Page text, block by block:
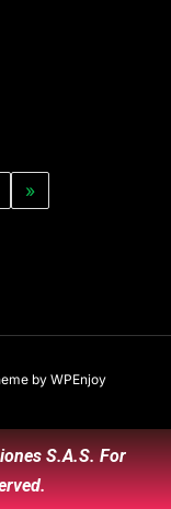
»
by WPEnjoy
S.A.S. For